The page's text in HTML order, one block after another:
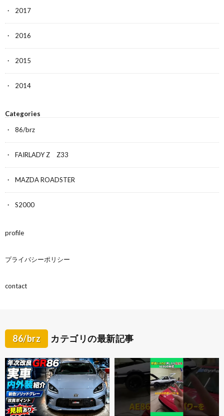
2017
2016
2015
2014
Categories
86/brz
FAIRLADY Z Z33
MAZDA ROADSTER
S2000
profile
プライバシーポリシー
contact
86/brz カテゴリの最新記事